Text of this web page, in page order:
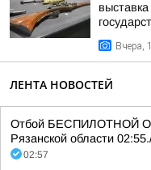
Вчера,
ЛЕНТА НОВОСТЕЙ
Отбой БЕСПИЛОТНОЙ
Рязанской области
02:57